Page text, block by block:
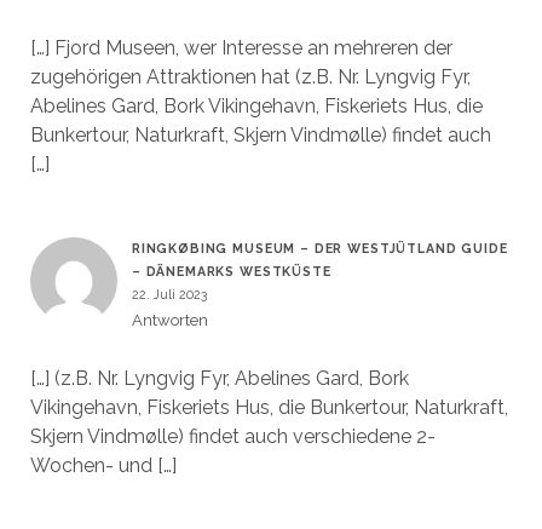
[…] Fjord Museen, wer Interesse an mehreren der
zugehörigen Attraktionen hat (z.B. Nr. Lyngvig Fyr,
Abelines Gard, Bork Vikingehavn, Fiskeriets Hus, die
Bunkertour, Naturkraft, Skjern Vindmølle) findet auch
[…]
RINGKØBING MUSEUM – DER WESTJÜTLAND GUIDE
– DÄNEMARKS WESTKÜSTE
22. Juli 2023
Antworten
[…] (z.B. Nr. Lyngvig Fyr, Abelines Gard, Bork
Vikingehavn, Fiskeriets Hus, die Bunkertour, Naturkraft,
Skjern Vindmølle) findet auch verschiedene 2-
Wochen- und […]